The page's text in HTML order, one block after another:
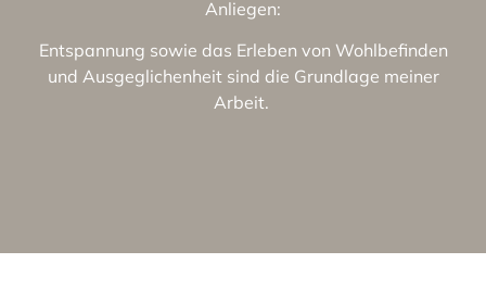
Anliegen:
Entspannung sowie das Erleben von Wohlbefinden
und Ausgeglichenheit sind die Grundlage meiner
Arbeit.